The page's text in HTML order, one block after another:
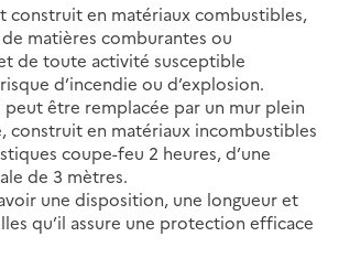
construit en matériaux combustibles,
matières comburantes ou
de toute activité susceptible
d’incendie ou d’explosion.
être remplacée par un mur plein
construit en matériaux incombustibles
coupe-feu 2 heures, d’une
de 3 mètres.
une disposition, une longueur et
qu’il assure une protection efficace